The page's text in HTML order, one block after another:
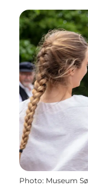
Photo: Museum